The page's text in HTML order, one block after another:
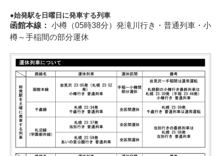
始発駅を日曜日に発車する列車
函館本線： 小樽（05時38分）発滝川行き・普通列車・小
樽～手稲間の部分運休